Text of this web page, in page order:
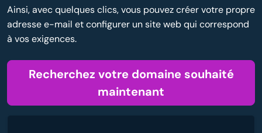
Ainsi, avec quelques clics, vous pouvez créer votre propre
adresse e-mail et configurer un site web qui correspond
à vos exigences.
Recherchez votre domaine souhaité
maintenant